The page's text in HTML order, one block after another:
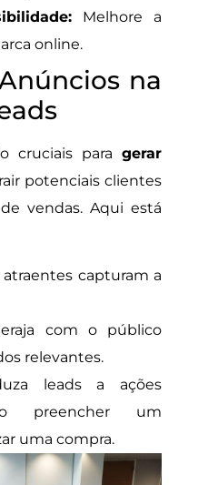
Melhore a
online.
na
cruciais para gerar
potenciais clientes
vendas. Aqui está
capturam a
com o público
relevantes.
leads a ações
preencher um
uma compra.